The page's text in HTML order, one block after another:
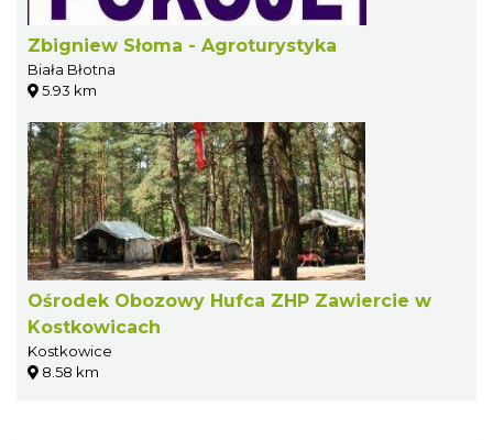
Zbigniew Słoma - Agroturystyka
Biała Błotna
5.93 km
Ośrodek Obozowy Hufca ZHP Zawiercie w
Kostkowicach
Kostkowice
8.58 km